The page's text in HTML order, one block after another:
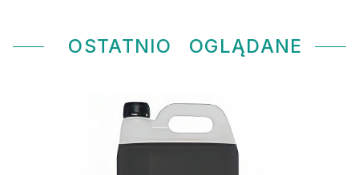
OSTATNIO OGLĄDANE